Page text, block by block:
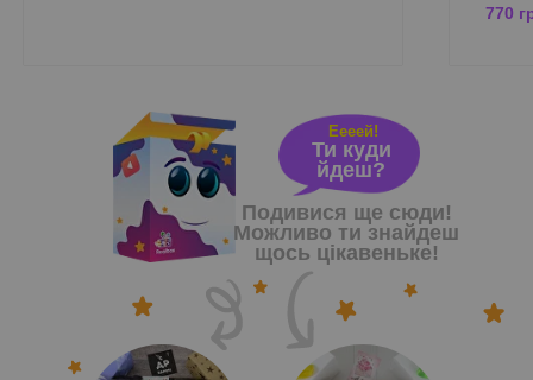
770
Ти куди
йдеш?
Подивися ще сюди!
Можливо ти знайдеш
щось цікавеньке!
Еееей!